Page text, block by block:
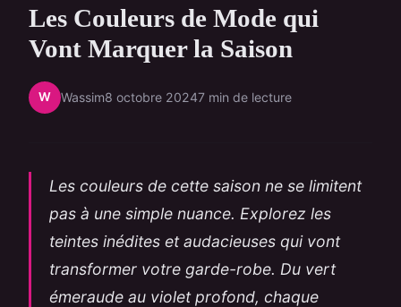
Les Couleurs de Mode qui
Vont Marquer la Saison
W Wassim8 octobre 20247 min de lecture
Les couleurs de cette saison ne se limitent
pas à une simple nuance. Explorez les
teintes inédites et audacieuses qui vont
transformer votre garde-robe. Du vert
émeraude au violet profond, chaque